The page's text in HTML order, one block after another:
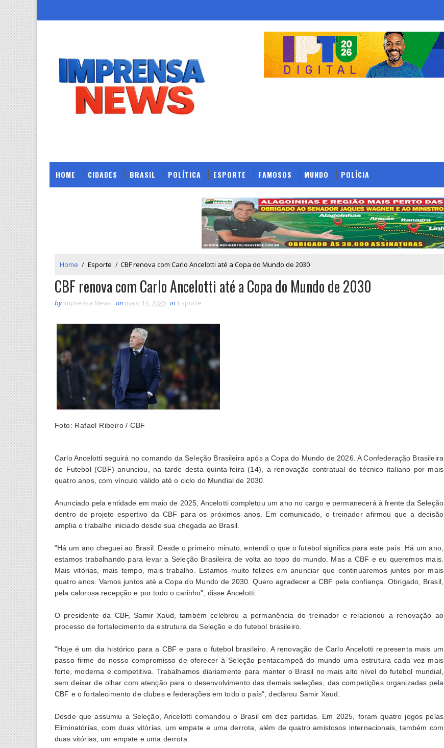
HOME CIDADES BRASIL POLÍTICA ESPORTE FAMOSOS MUNDO POLÍCIA
Home / Esporte / CBF renova com Carlo Ancelotti até a Copa do Mundo de 2030
CBF renova com Carlo Ancelotti até a Copa do Mundo de 2030
by Imprensa News on maio 14, 2026 in Esporte
Foto: Rafael Ribeiro / CBF
Carlo Ancelotti seguirá no comando da Seleção Brasileira após a Copa do Mundo de 2026. A Confederação Brasileira
de Futebol (CBF) anunciou, na tarde desta quinta-feira (14), a renovação contratual do técnico italiano por mais
quatro anos, com vínculo válido até o ciclo do Mundial de 2030.
Anunciado pela entidade em maio de 2025, Ancelotti completou um ano no cargo e permanecerá à frente da Seleção
dentro do projeto esportivo da CBF para os próximos anos. Em comunicado, o treinador afirmou que a decisão
amplia o trabalho iniciado desde sua chegada ao Brasil.
"Há um ano cheguei ao Brasil. Desde o primeiro minuto, entendi o que o futebol significa para este país. Há um ano,
estamos trabalhando para levar a Seleção Brasileira de volta ao topo do mundo. Mas a CBF e eu queremos mais.
Mais vitórias, mais tempo, mais trabalho. Estamos muito felizes em anunciar que continuaremos juntos por mais
quatro anos. Vamos juntos até a Copa do Mundo de 2030. Quero agradecer a CBF pela confiança. Obrigado, Brasil,
pela calorosa recepção e por todo o carinho", disse Ancelotti.
O presidente da CBF, Samir Xaud, também celebrou a permanência do treinador e relacionou a renovação ao
processo de fortalecimento da estrutura da Seleção e do futebol brasileiro.
"Hoje é um dia histórico para a CBF e para o futebol brasileiro. A renovação de Carlo Ancelotti representa mais um
passo firme do nosso compromisso de oferecer à Seleção pentacampeã do mundo uma estrutura cada vez mais
forte, moderna e competitiva. Trabalhamos diariamente para manter o Brasil no mais alto nível do futebol mundial,
sem deixar de olhar com atenção para o desenvolvimento das demais seleções, das competições organizadas pela
CBF e o fortalecimento de clubes e federações em todo o país", declarou Samir Xaud.
Desde que assumiu a Seleção, Ancelotti comandou o Brasil em dez partidas. Em 2025, foram quatro jogos pelas
Eliminatórias, com duas vitórias, um empate e uma derrota, além de quatro amistosos internacionais, também com
duas vitórias, um empate e uma derrota.